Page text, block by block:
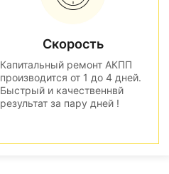
Скорость
Капитальный ремонт АКПП
производится от 1 до 4 дней.
Быстрый и качественнвй
результат за пару дней !